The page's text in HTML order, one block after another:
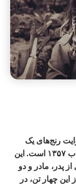
رنج‌های یک
خانواده چهار نفره بهایی در ایران پس از انقلاب ۱۳۵۷ است. این
پدر، مادر و دو
چهار تن، در